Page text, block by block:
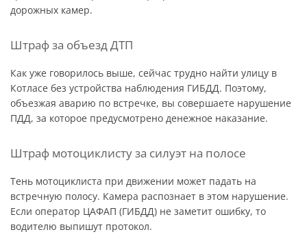
дорожных камер.
Штраф за объезд ДТП
Как уже говорилось выше, сейчас трудно найти улицу в
Котласе без устройства наблюдения ГИБДД. Поэтому,
объезжая аварию по встречке, вы совершаете нарушение
ПДД, за которое предусмотрено денежное наказание.
Штраф мотоциклисту за силуэт на полосе
Тень мотоциклиста при движении может падать на
встречную полосу. Камера распознает в этом нарушение.
Если оператор ЦАФАП (ГИБДД) не заметит ошибку, то
водителю выпишут протокол.